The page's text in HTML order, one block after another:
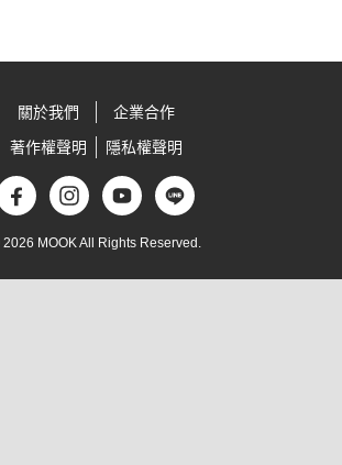
關於我們
企業合作
著作權聲明
隱私權聲明
MOOK All Rights Reserved.